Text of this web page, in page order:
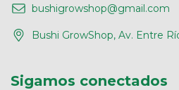
bushigrowshop@gmail.com
Bushi GrowShop, Av. Entre
Sigamos conectados